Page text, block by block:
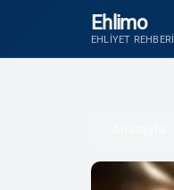
Ehlimo
EHLIYET REHBERI